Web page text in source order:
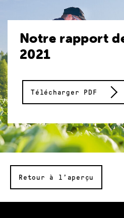
Notre rapport
2021
Télécharger PDF
Retour à l’aperçu